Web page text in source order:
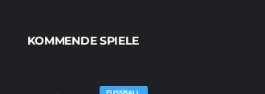
KOMMENDE SPIELE
FUSSBALL